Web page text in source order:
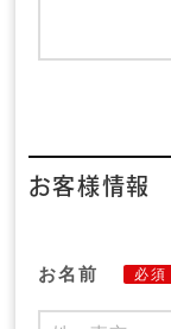
お客様情報
お名前 必須